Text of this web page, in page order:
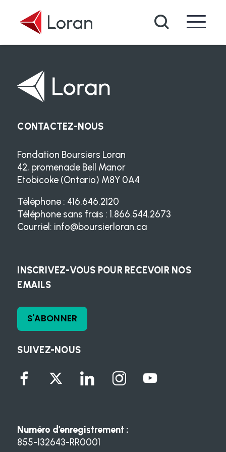
Recherche
SUIVEZ-NOUS
CONTACTEZ-NOUS
Fondation Boursiers Loran
42, promenade Bell Manor
Etobicoke (Ontario) M8Y 0A4
Téléphone : 416.646.2120
Téléphone sans frais : 1.866.544.2673
Courriel: info@boursierloran.ca
INSCRIVEZ-VOUS POUR RECEVOIR NOS
EMAILS
S'ABONNER
Numéro d’enregistrement :
855-132643-RR0001